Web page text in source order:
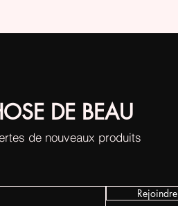
DE BEAU
de nouveaux produits
Rejoindre